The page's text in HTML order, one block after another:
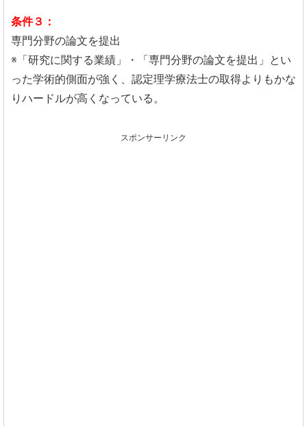
条件３：
専門分野の論文を提出
※「研究に関する業績」・「専門分野の論文を提出」とい
った学術的側面が強く、認定理学療法士の取得よりもかな
りハードルが高くなっている。
スポンサーリンク